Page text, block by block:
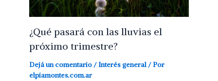
¿Qué pasará con las lluvias el
próximo trimestre?
Dejá un comentario / Interés general / Por
elpiamontes.com.ar